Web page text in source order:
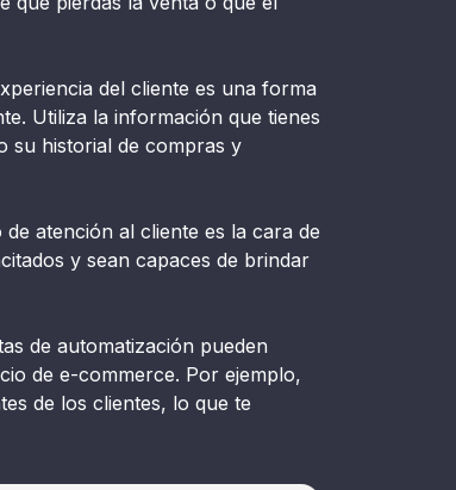
del cliente es una forma
Utiliza la información que tienes
su historial de compras y
de atención al cliente es la cara de
y sean capaces de brindar
de automatización pueden
de e-commerce. Por ejemplo,
de los clientes, lo que te